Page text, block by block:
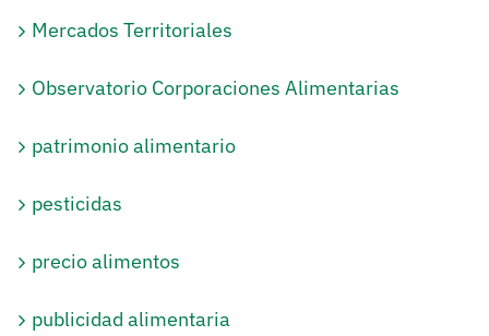
Mercados Territoriales
Observatorio Corporaciones Alimentarias
patrimonio alimentario
pesticidas
precio alimentos
publicidad alimentaria